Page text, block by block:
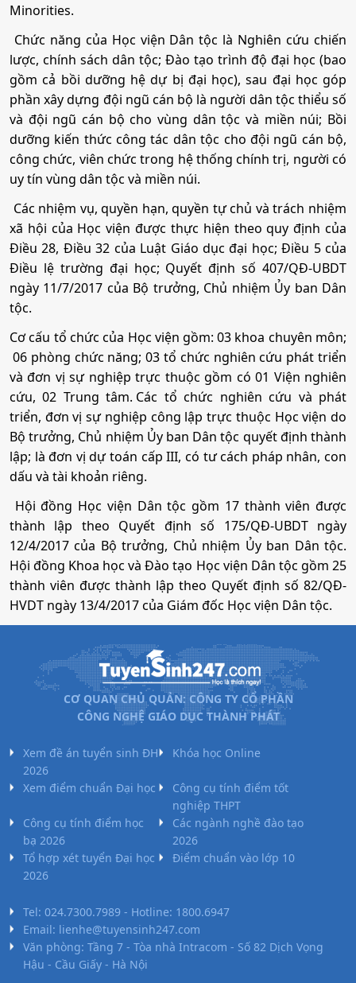
chữ số thập phân (đã được làm tròn) để xét tuyển theo
thứ tự nguyện vọng từ cao xuống thấp (nguyện vọng 1
là nguyện vọng cao nhất).
(3) Tiếp nhận học sinh hệ dự bị đại học thực hiện Theo
Thông tư số 44/2021/TTBGDĐT ngày 31/12/2021.
(4) Xét tuyển thẳng và ưu tiên xét tuyển: Theo quy định
của Bộ GD&ĐT
4. Chính sách ưu tiên
4.1. Chính sách ưu tiên chung Học viện áp dụng chính
sách ưu tiên chung theo quy chế tuyển sinh hiện hành
theo khu vực và theo đối tượng, cụ thể:
- Mức điểm ưu tiên áp dụng cho khu vực 1 (KV1) là 0,75
điểm; khu vực 2 nông thôn (KV2-NT) là 0,5 điểm; khu
vực 2 (KV2) là 0,25 điểm; khu vực 3 (KV3) không được
tính điểm ưu tiên, thí sinh được hưởng chính sách ưu
tiên khu vực trong năm tốt nghiệp THPT (hoặc trung
cấp) và một năm kế tiếp.
- Mức điểm ưu tiên áp dụng cho nhóm đối tượng UT1
(gồm các đối tượng từ 01 đến 04) là 2,0 điểm và cho
nhóm đối tượng UT2 (gồm các đối tượng 05 đến 07) là
1,0 điểm
ứng với tổng điểm 3 môn (trong tổ hợp môn xét tuyển)
theo thang điểm 10 đối với từng môn thi (không nhân
hệ số); trường hợp phương thức tuyển sinh sử dụng
thang điểm khác thì mức điểm ưu tiên được quy đổi
tương đương
- Điểm ưu tiên đối với thí sinh đạt tổng điểm từ 22,5 trở
lên (khi quy đổi về điểm theo thang 10 và tổng điểm 3
môn tối đa là 30) được xác định theo công thức sau:
Điểm ưu tiên= [(30 - Tổng điểm đạt được)/7,5] x Mức
điểm ưu tiên quy định Thí sinh chỉ được hưởng chính
sách ưu tiên khu vực theo quy định trong năm tốt
nghiệp THPT (hoặc trung cấp) và một năm kế tiếp
4.2. Xét tuyển thẳng, ưu tiên xét tuyển Học viện xét
tuyển thẳng và ưu tiên xét xét cho các đối tượng theo
Điều 8 Quy chế tuyển sinh của Bộ GD&ĐT và theo quy
định của Học viện
5. Lệ phí xét tuyển
Lệ phí xét tuyển thực hiện theo quy định của Bộ GD&ĐT
và Thông báo của Học viện
Minorities.
Chức năng của Học viện Dân tộc là Nghiên cứu chiến
lược, chính sách dân tộc; Đào tạo trình độ đại học (bao
gồm cả bồi dưỡng hệ dự bị đại học), sau đại học góp
phần xây dựng đội ngũ cán bộ là người dân tộc thiểu số
và đội ngũ cán bộ cho vùng dân tộc và miền núi; Bồi
dưỡng kiến thức công tác dân tộc cho đội ngũ cán bộ,
công chức, viên chức trong hệ thống chính trị, người có
uy tín vùng dân tộc và miền núi.
Các nhiệm vụ, quyền hạn, quyền tự chủ và trách nhiệm
xã hội của Học viện được thực hiện theo quy định của
Điều 28, Điều 32 của Luật Giáo dục đại học; Điều 5 của
Điều lệ trường đại học; Quyết định số 407/QĐ-UBDT
ngày 11/7/2017 của Bộ trưởng, Chủ nhiệm Ủy ban Dân
tộc.
Cơ cấu tổ chức của Học viện gồm: 03 khoa chuyên môn;
06 phòng chức năng; 03 tổ chức nghiên cứu phát triển
và đơn vị sự nghiệp trực thuộc gồm có 01 Viện nghiên
cứu, 02 Trung tâm. Các tổ chức nghiên cứu và phát
triển, đơn vị sự nghiệp công lập trực thuộc Học viện do
Bộ trưởng, Chủ nhiệm Ủy ban Dân tộc quyết định thành
lập; là đơn vị dự toán cấp III, có tư cách pháp nhân, con
dấu và tài khoản riêng.
Hội đồng Học viện Dân tộc gồm 17 thành viên được
thành lập theo Quyết định số 175/QĐ-UBDT ngày
12/4/2017 của Bộ trưởng, Chủ nhiệm Ủy ban Dân tộc.
Hội đồng Khoa học và Đào tạo Học viện Dân tộc gồm 25
thành viên được thành lập theo Quyết định số 82/QĐ-
HVDT ngày 13/4/2017 của Giám đốc Học viện Dân tộc.
CƠ QUAN CHỦ QUẢN: CÔNG TY CỔ PHẦN
CÔNG NGHỆ GIÁO DỤC THÀNH PHÁT
Xem đề án tuyển sinh ĐH
2026
Khóa học Online
Xem điểm chuẩn Đại học
Công cụ tính điểm tốt
nghiệp THPT
Công cụ tính điểm học
bạ 2026
Các ngành nghề đào tạo
2026
Tổ hợp xét tuyển Đại học
2026
Điểm chuẩn vào lớp 10
Tel: 024.7300.7989 - Hotline: 1800.6947
Email: lienhe@tuyensinh247.com
Văn phòng: Tầng 7 - Tòa nhà Intracom - Số 82 Dịch Vọng
Hậu - Cầu Giấy - Hà Nội